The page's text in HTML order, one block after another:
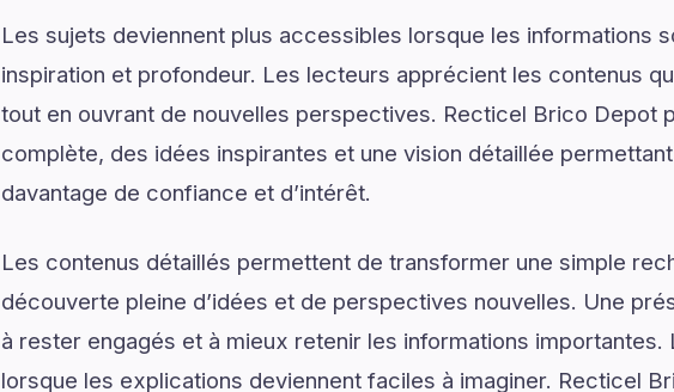
Les sujets deviennent plus accessibles lorsque les informations
inspiration et profondeur. Les lecteurs apprécient les contenus
tout en ouvrant de nouvelles perspectives. Recticel Brico Depot
complète, des idées inspirantes et une vision détaillée
davantage de confiance et d’intérêt.
Les contenus détaillés permettent de transformer une simple
découverte pleine d’idées et de perspectives nouvelles. Une
à rester engagés et à mieux retenir les informations importantes.
lorsque les explications deviennent faciles à imaginer. Recticel